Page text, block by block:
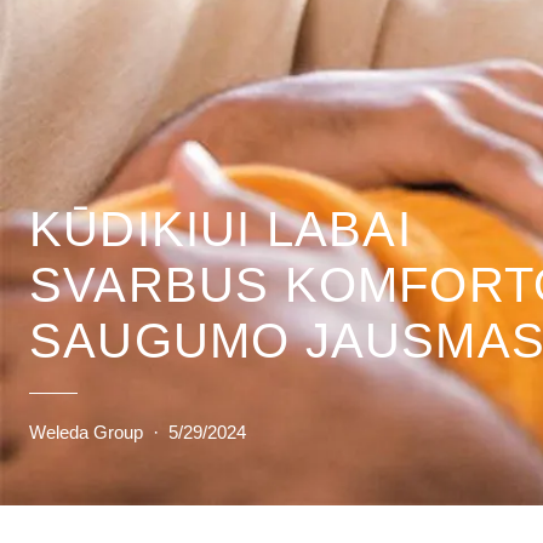
KŪDIKIUI LABAI
SVARBUS
SAUGUMO
Weleda Group · 5/29/2024